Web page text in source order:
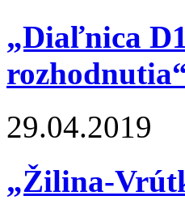
„Diaľnica
29.04.2019
„Žilina-